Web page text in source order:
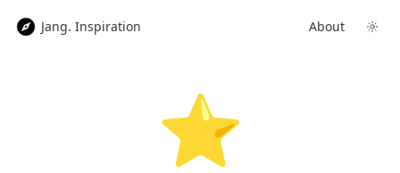
Jang. Inspiration About
⭐